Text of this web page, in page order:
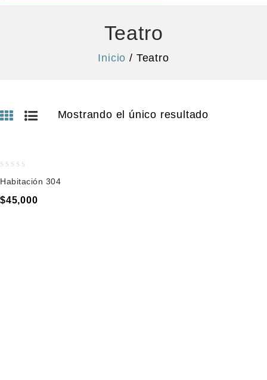
Teatro
Inicio / Teatro
Mostrando el único resultado
out
of
5
Habitación 304
$45,000